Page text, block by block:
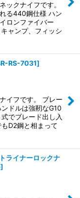
ックナイフです。
る440鋼仕様 ハン
ロンファイバー
ャンプ、フィッシ
RS-7031]
イフです。 ブレー
ドルは強靭なG10
でブレード出し入
D2鋼と相まって
ライナーロックナ
]